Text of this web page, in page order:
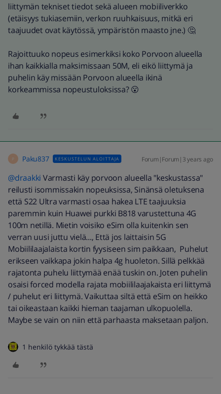
liittymän tekniset tiedot sekä alueen mobiiliverkko
(etäisyys tukiasemiin, verkon ruuhkaisuus, mitkä eri
taajuudet ovat käytössä, ympäristön maasto jne.) 🤔
Rajoittuuko nopeus esimerkiksi koko Porvoon alueella
ihan kaikkialla maksimissaan 50M, eli eikö liittymä ja
puhelin käy missään Porvoon alueella ikinä
korkeammissa nopeustuloksissa? 😮
P Paku837 KESKUSTELUN ALOITTAJA Forum|Forum|3 years ago
@draakki Varmasti käy porvoon alueella "keskustassa"
reilusti isommissakin nopeuksissa, Sinänsä oletuksena
että S22 Ultra varmasti osaa hakea LTE taajuuksia
paremmin kuin Huawei purkki B818 varustettuna 4G
100m netillä. Mietin voisiko eSim olla kuitenkin sen
verran uusi juttu vielä..., Että jos laittaisin 5G
Mobiililaajalaista kortin fyysiseen sim paikkaan, Puhelut
erikseen vaikkapa jokin halpa 4g huoleton. Sillä pelkkää
rajatonta puhelu liittymää enää tuskin on. Joten puhelin
osaisi forced modella rajata mobiililaajakaista eri liittymä
/ puhelut eri liittymä. Vaikuttaa siltä että eSim on heikko
tai oikeastaan kaikki hieman taajaman ulkopuolella.
Maybe se vain on niin että parhaasta maksetaan paljon.
1 henkilö tykkää tästä